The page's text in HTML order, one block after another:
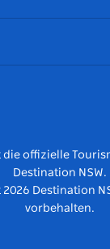
ein
die offizielle
Destination NSW.
2026 Destination
vorbehalten.